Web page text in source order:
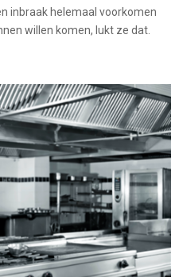
inbraak helemaal voorkomen
willen komen, lukt ze dat.